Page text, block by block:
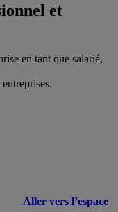
et
en tant que salarié,
Aller vers l’espace